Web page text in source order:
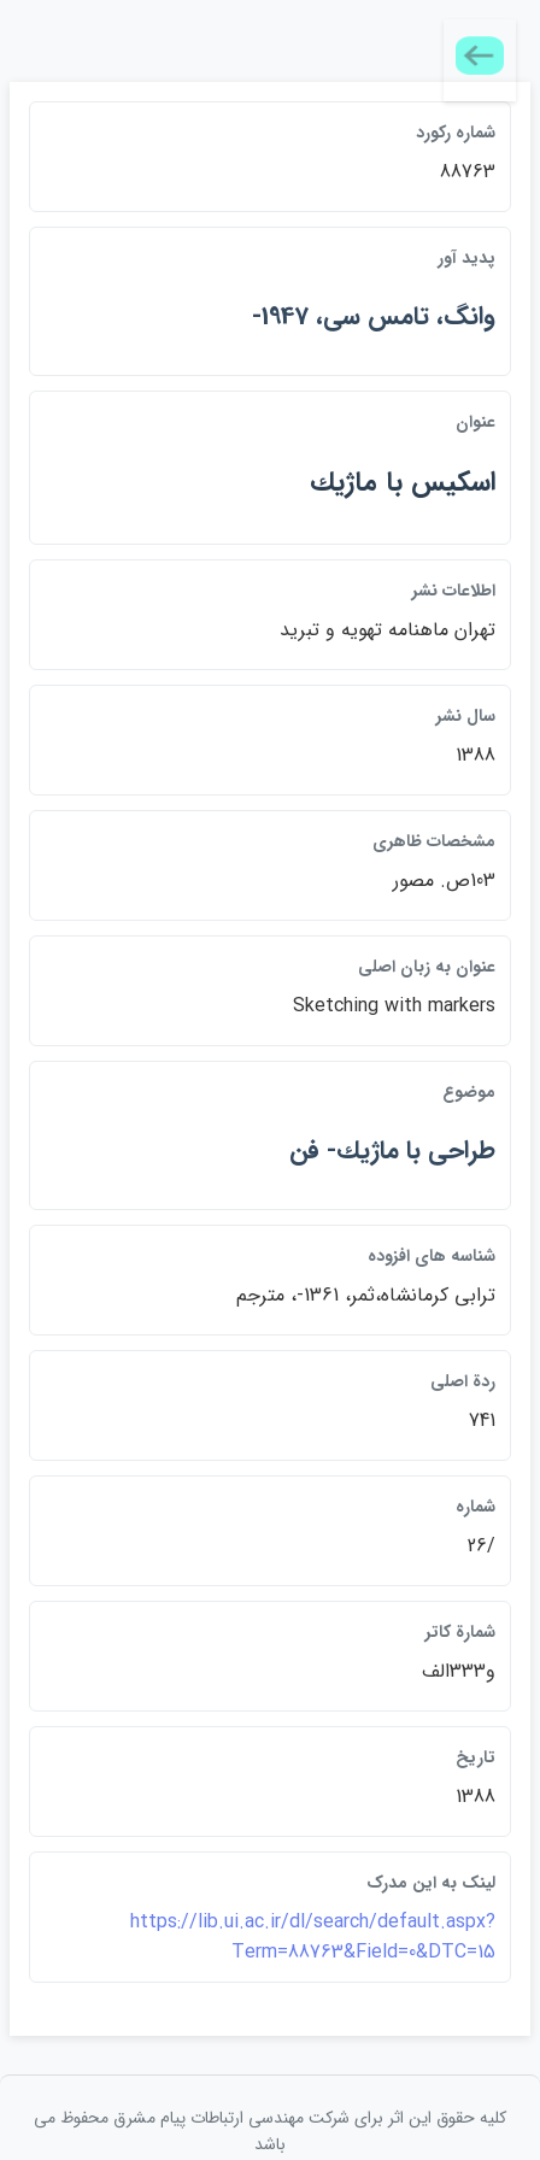
شماره رکورد
88763
پديد آور
وانگ، تامس سي، 1947-
عنوان
اسكيس با ماژيك
اطلاعات نشر
تهران ماهنامه تهويه و تبريد
سال نشر
1388
مشخصات ظاهري
103ص. مصور
عنوان به زبان اصلي
Sketching with markers
موضوع
طراحي با ماژيك- فن
شناسه هاي افزوده
ترابي كرمانشاه،ثمر، 1361-، مترجم
ردة اصلي
741
شماره
/26
شمارة کاتر
و333الف
تاريخ
1388
لينک به اين مدرک
https://lib.ui.ac.ir/dl/search/default.aspx?
Term=88763&Field=0&DTC=15
کلیه حقوق این اثر برای شرکت مهندسی ارتباطات پيام مشرق محفوظ می
باشد